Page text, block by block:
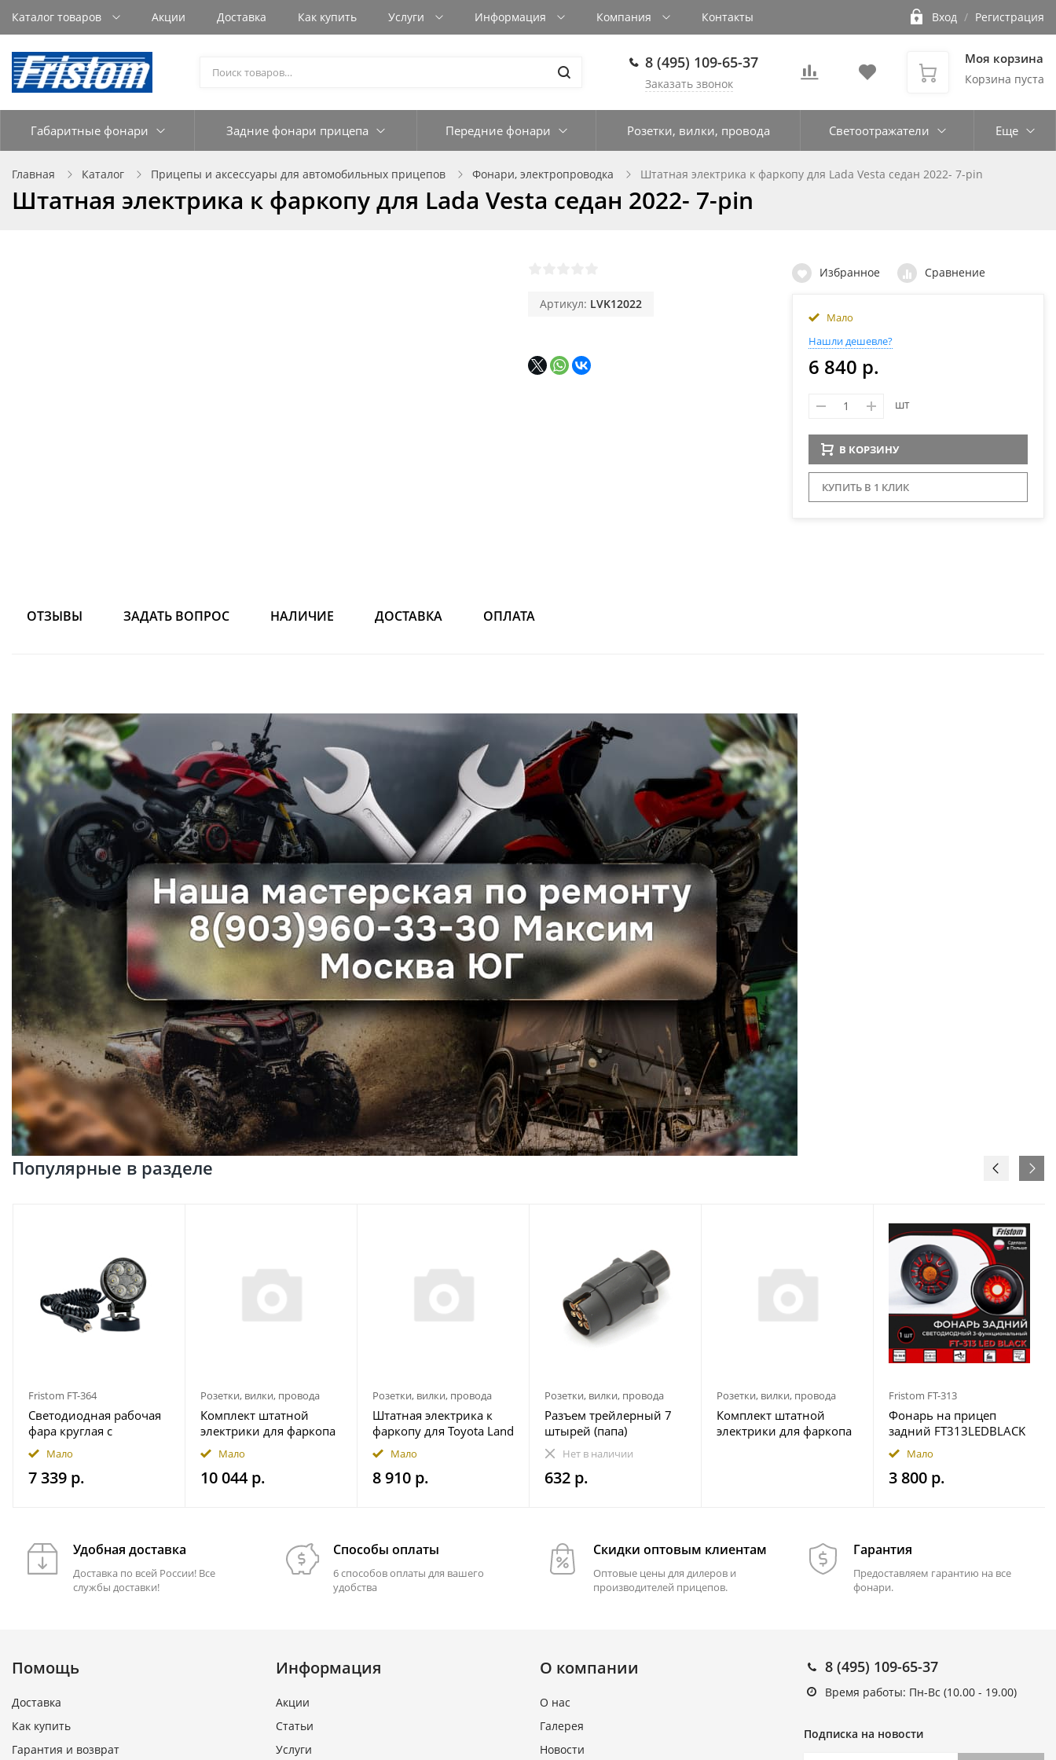
Каталог товаров Акции Доставка Как купить Услуги Информация Компания Контакты Вход / Регистрация
8 (495) 109-65-37
Заказать звонок
Моя корзина
Корзина пуста
Габаритные фонари Задние фонари прицепа Передние фонари Розетки, вилки, провода Светоотражатели Еще
Главная Каталог Прицепы и аксессуары для автомобильных прицепов Фонари, электропроводка Штатная электрика к фаркопу для Lada Vesta седан 2022- 7-pin
Штатная электрика к фаркопу для Lada Vesta седан 2022- 7-pin
Артикул: LVK12022
Избранное Сравнение
Мало
Нашли дешевле?
6 840 р.
шт
В КОРЗИНУ
КУПИТЬ В 1 КЛИК
ОТЗЫВЫ ЗАДАТЬ ВОПРОС НАЛИЧИЕ ДОСТАВКА ОПЛАТА
Популярные в разделе
Fristom FT-364
Светодиодная рабочая
фара круглая с
широким световым
потоком мощность
2500 лм на магнитном
Мало
7 339 р.
Розетки, вилки, провода
Комплект штатной
электрики для фаркопа
7-pin JAC T9 2024- с
блоком 7.1 в
герметичном чехле
Мало
10 044 р.
Розетки, вилки, провода
Штатная электрика к
фаркопу для Toyota Land
Cruiser Prado 250 2023-
7-pin
Мало
8 910 р.
Розетки, вилки, провода
Разъем трейлерный 7
штырей (папа)
Нет в наличии
632 р.
Розетки, вилки, провода
Комплект штатной
электрики для фаркопа
Fristom FT-313
Фонарь на прицеп
задний FT313LEDBLACK
12-36В Fristom
Мало
3 800 р.
Удобная доставка
Доставка по всей России! Все
службы доставки!
Способы оплаты
6 способов оплаты для вашего
удобства
Скидки оптовым клиентам
Оптовые цены для дилеров и
производителей прицепов.
Гарантия
Предоставляем гарантию на все
фонари.
Помощь
Доставка
Как купить
Гарантия и возврат
Информация
Акции
Статьи
Услуги
О компании
О нас
Галерея
Новости
8 (495) 109-65-37
Время работы: Пн-Вс (10.00 - 19.00)
Подписка на новости